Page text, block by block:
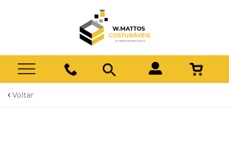
Voltar